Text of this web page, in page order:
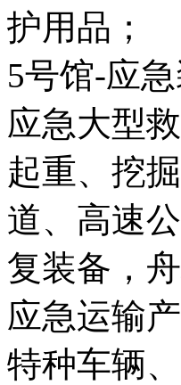
护用品；
5号馆-应
应急大型
起重、挖
道、高速
复装备，舟
应急运输产
特种车辆